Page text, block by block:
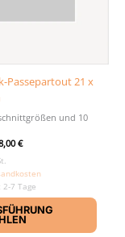
Passepartout 21 x
und 10
€
7 Tage
weist